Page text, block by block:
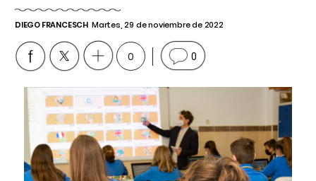
DIEGO FRANCESCH Martes, 29 de noviembre de 2022
0 0